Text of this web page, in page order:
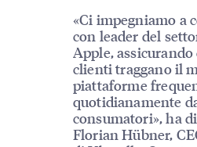
«Ci impegniamo a
con leader del
Apple,
clienti traggano il
piattaforme
quotidianamente
consumatori», ha
Florian Hübner,